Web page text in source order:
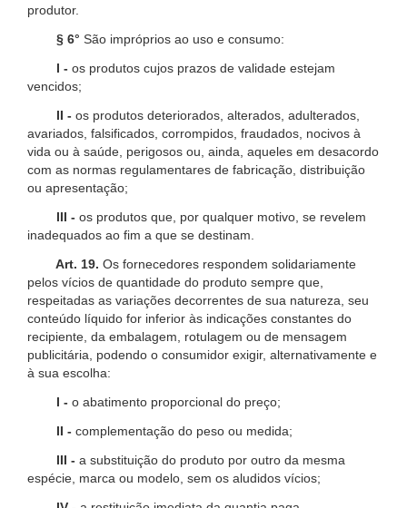
produtor.
§ 6° São impróprios ao uso e consumo:
I - os produtos cujos prazos de validade estejam
vencidos;
II - os produtos deteriorados, alterados, adulterados,
avariados, falsificados, corrompidos, fraudados, nocivos à
vida ou à saúde, perigosos ou, ainda, aqueles em desacordo
com as normas regulamentares de fabricação, distribuição
ou apresentação;
III - os produtos que, por qualquer motivo, se revelem
inadequados ao fim a que se destinam.
Art. 19. Os fornecedores respondem solidariamente
pelos vícios de quantidade do produto sempre que,
respeitadas as variações decorrentes de sua natureza, seu
conteúdo líquido for inferior às indicações constantes do
recipiente, da embalagem, rotulagem ou de mensagem
publicitária, podendo o consumidor exigir, alternativamente e
à sua escolha:
I - o abatimento proporcional do preço;
II - complementação do peso ou medida;
III - a substituição do produto por outro da mesma
espécie, marca ou modelo, sem os aludidos vícios;